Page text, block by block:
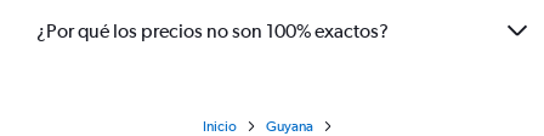
¿Por qué los precios no son 100% exactos?
Inicio
Guyana